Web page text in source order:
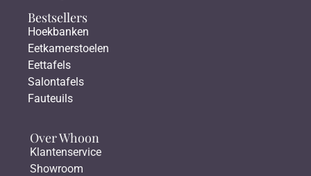
Bestsellers
Hoekbanken
Eetkamerstoelen
Eettafels
Salontafels
Fauteuils
Over Whoon
Klantenservice
Showroom